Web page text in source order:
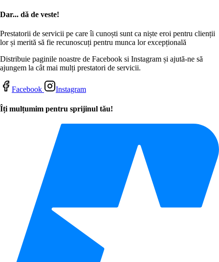
Dar... dă de veste!
Prestatorii de servicii pe care îi cunoști sunt ca niște eroi pentru clienții
lor și merită să fie recunoscuți pentru munca lor excepțională
Distribuie paginile noastre de Facebook si Instagram și ajută-ne să
ajungem la cât mai mulți prestatori de servicii.
Facebook Instagram
Îți mulțumim pentru sprijinul tău!